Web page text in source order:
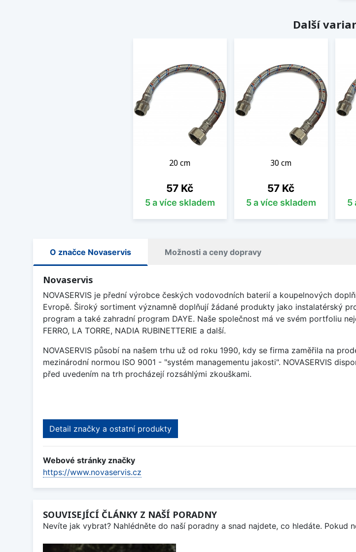
Další
20 cm
Cena
57 Kč
5 a více skladem
30 cm
Cena
57 Kč
5 a více skladem 5
O značce Novaservis Možnosti a ceny dopravy
Novaservis
NOVASERVIS je přední výrobce českých vodovodních baterií a koupelnových
Evropě. Široký sortiment významně doplňují žádané produkty jako instalatérský
program a také zahradní program DAYE. Naše společnost má ve svém portfoliu
FERRO, LA TORRE, NADIA RUBINETTERIE a další.
NOVASERVIS působí na našem trhu už od roku 1990, kdy se firma zaměřila na
mezinárodní normou ISO 9001 - "systém managementu jakosti". NOVASERVIS
před uvedením na trh procházejí rozsáhlými zkouškami.
Detail značky a ostatní produkty
Webové stránky značky
https://www.novaservis.cz
SOUVISEJÍCÍ ČLÁNKY Z NAŠÍ PORADNY
Nevíte jak vybrat? Nahlédněte do naší poradny a snad najdete, co hledáte. Pokud